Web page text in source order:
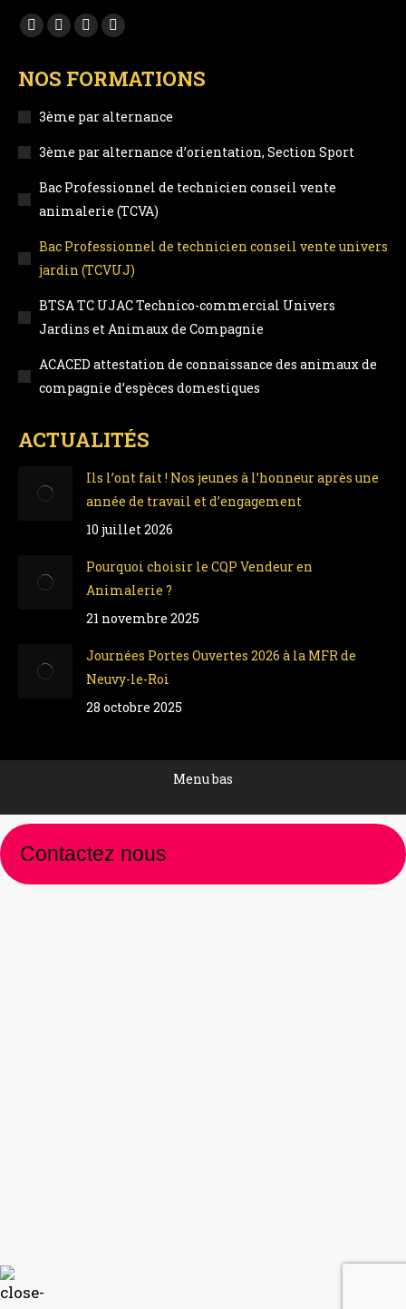
Trouvez nous sur :
Facebook
opens
window
YouTube
opens
new
window
LinkedIn
opens
window
Instagram
opens
window
NOS FORMATIONS
3ème par alternance
3ème par alternance d’orientation, Section Sport
Bac Professionnel de technicien conseil vente
animalerie (TCVA)
Bac Professionnel de technicien conseil vente univers
jardin (TCVUJ)
BTSA TC UJAC Technico-commercial Univers
Jardins et Animaux de Compagnie
ACACED attestation de connaissance des animaux de
compagnie d’espèces domestiques
ACTUALITÉS
Ils l’ont fait ! Nos jeunes à l’honneur après une
année de travail et d’engagement
10 juillet 2026
Pourquoi choisir le CQP Vendeur en
Animalerie ?
21 novembre 2025
Journées Portes Ouvertes 2026 à la MFR de
Neuvy-le-Roi
28 octobre 2025
Menu bas
Contactez nous